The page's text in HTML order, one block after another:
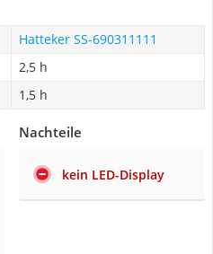
Hatteker SS-690311111
2,5 h
1,5 h
Nachteile
kein LED-Display